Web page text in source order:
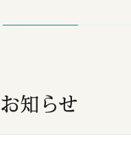
お知らせ